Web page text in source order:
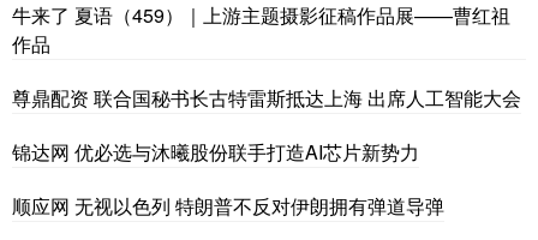
牛来了 夏语（459）｜上游主题摄影征稿作品展——曹红祖
作品
尊鼎配资 联合国秘书长古特雷斯抵达上海 出席人工智能大会
锦达网 优必选与沐曦股份联手打造AI芯片新势力
顺应网 无视以色列 特朗普不反对伊朗拥有弹道导弹